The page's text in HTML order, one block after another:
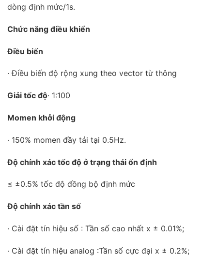
dòng định mức/1s.
Chức năng điều khiển
Điều biến
· Điều biến độ rộng xung theo vector từ thông
Giải tốc độ· 1:100
Momen khởi động
· 150% momen đầy tải tại 0.5Hz.
Độ chính xác tốc độ ở trạng thái ổn định
≤ ±0.5% tốc độ đồng bộ định mức
Độ chính xác tần số
· Cài đặt tín hiệu số : Tần số cao nhất x ± 0.01%;
· Cài đặt tín hiệu analog :Tần số cực đại x ± 0.2%;